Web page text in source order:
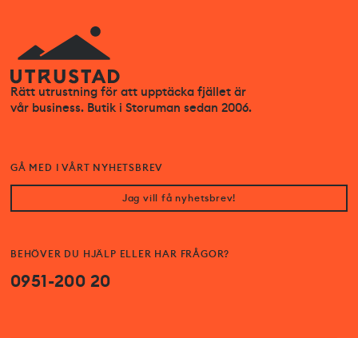
Rätt utrustning för att upptäcka fjället är
vår business. Butik i Storuman sedan 2006.
BEHÖVER DU HJÄLP ELLER HAR FRÅGOR?
0951-200 20
GÅ MED I VÅRT NYHETSBREV
Jag vill få nyhetsbrev!